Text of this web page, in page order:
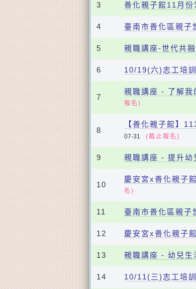
3 善化親子館11月份
4 臺南市善化區親子
5 親職講座-世代共
6 10/19(六)志工培
7
親職講座 - 了解我
報名)
8
【善化親子館】
07-31
(截止報名)
9 親職講座 - 提升幼
10
慶安宮x善化親子
名)
11 臺南市善化區親子
12 慶安宮x善化親子
13 親職講座 - 幼兒生
14 10/11(三)志工培